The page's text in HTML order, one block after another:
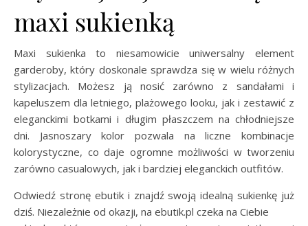
maxi sukienką
Maxi sukienka to niesamowicie uniwersalny element
garderoby, który doskonale sprawdza się w wielu różnych
stylizacjach. Możesz ją nosić zarówno z sandałami i
kapeluszem dla letniego, plażowego looku, jak i zestawić z
eleganckimi botkami i długim płaszczem na chłodniejsze
dni. Jasnoszary kolor pozwala na liczne kombinacje
kolorystyczne, co daje ogromne możliwości w tworzeniu
zarówno casualowych, jak i bardziej eleganckich outfitów.
Odwiedź stronę ebutik i znajdź swoją idealną sukienkę już
dziś. Niezależnie od okazji, na ebutik.pl czeka na Ciebie